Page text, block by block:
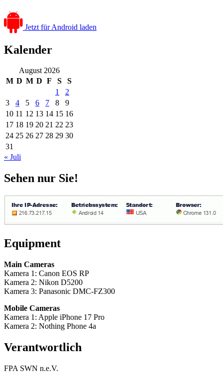
Jetzt für Android laden
Kalender
August 2026
M D M D F S
S
1
2
3
4 5 6 7 8
9
10 11 12 13 14 15 16
17 18 19 20 21 22 23
24 25 26 27 28 29 30
31
« Juli
Sehen nur Sie!
Equipment
Main Cameras
Kamera 1: Canon EOS RP
Kamera 2: Nikon D5200
Kamera 3: Panasonic DMC-FZ300
Mobile Cameras
Kamera 1: Apple iPhone 17 Pro
Kamera 2: Nothing Phone 4a
Verantwortlich
FPA SWN n.e.V.